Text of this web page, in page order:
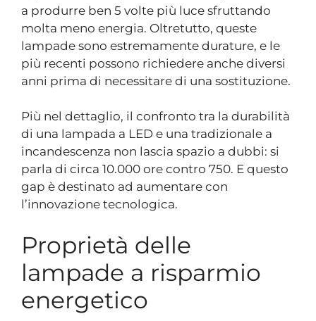
a produrre ben 5 volte più luce sfruttando
molta meno energia. Oltretutto, queste
lampade sono estremamente durature, e le
più recenti possono richiedere anche diversi
anni prima di necessitare di una sostituzione.
Più nel dettaglio, il confronto tra la durabilità
di una lampada a LED e una tradizionale a
incandescenza non lascia spazio a dubbi: si
parla di circa 10.000 ore contro 750. E questo
gap è destinato ad aumentare con
l’innovazione tecnologica.
Proprietà delle
lampade a risparmio
energetico